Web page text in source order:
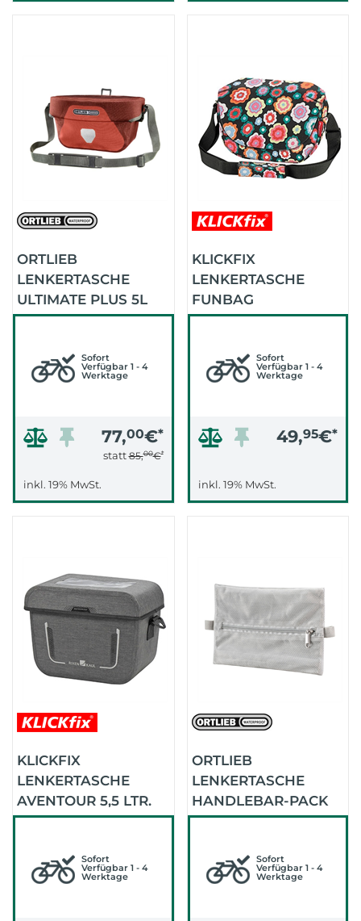
ORTLIEB
LENKERTASCHE
ULTIMATE PLUS 5L
OHNE
(SALSA DARK CHILLI)
Sofort
Verfügbar 1 - 4
Werktage
77,00€*
statt85,00€*
inkl. 19% MwSt.
KLICKFIX
LENKERTASCHE
FUNBAG
REISENTHEL 4 LITER
Sofort
Verfügbar 1 - 4
Werktage
49,95€*
inkl. 19% MwSt.
KLICKFIX
LENKERTASCHE
AVENTOUR 5,5 LTR.
KLICKFIX (GRAU)
Sofort
Verfügbar 1 - 4
Werktage
ORTLIEB
LENKERTASCHE
HANDLEBAR-PACK
QR INNERPOCKET
Sofort
Verfügbar 1 - 4
Werktage